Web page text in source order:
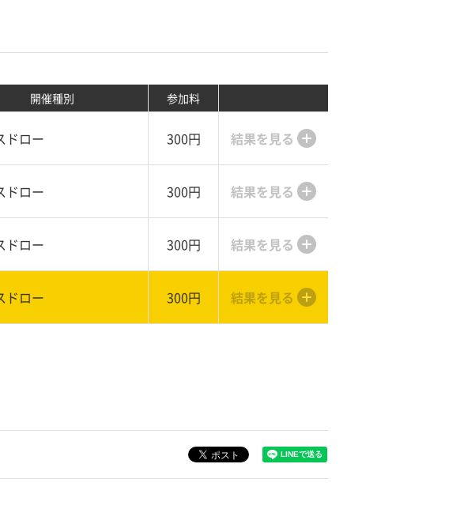
開催種別 参加料
ドロー 300円 結果を見る
ドロー 300円 結果を見る
ドロー 300円 結果を見る
ドロー 300円 結果を見る